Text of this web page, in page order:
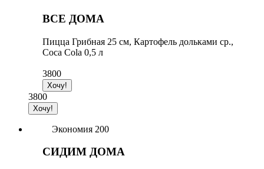
ВСЕ ДОМА
Пицца Грибная 25 см, Картофель дольками ср.,
Coca Cola 0,5 л
3800
3800
Экономия 200
СИДИМ ДОМА